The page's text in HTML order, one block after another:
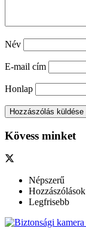
Név
E-mail cím
Honlap
Kövess minket
Népszerű
Hozzászólások
Legfrisebb